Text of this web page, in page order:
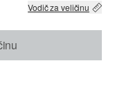
Vodič za veličinu